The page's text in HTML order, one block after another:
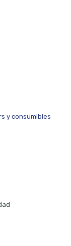
y consumibles